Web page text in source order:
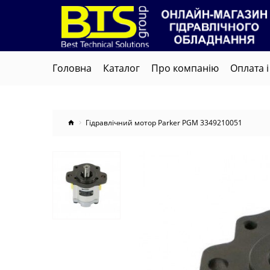
Головна Каталог Про компанію Оплата
Гідравлічний мотор Parker PGM 3349210051